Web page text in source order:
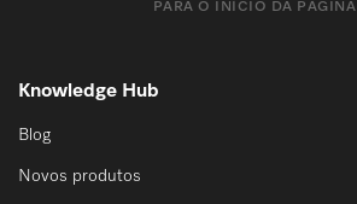
PARA O INÍCIO DA PÁGINA
Knowledge Hub
Blog
Novos produtos